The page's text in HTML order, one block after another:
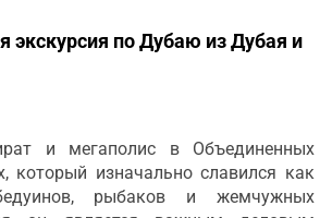
экскурсия по Дубаю из Дубая и
и мегаполис в Объединенных
который изначально славился как
рыбаков и жемчужных